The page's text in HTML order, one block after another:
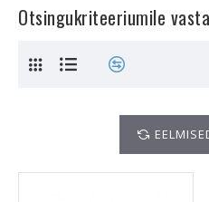
Otsingukriteeriumile